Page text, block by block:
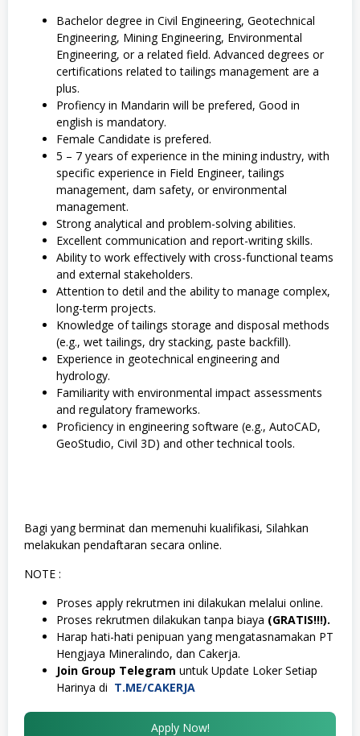
Bachelor degree in Civil Engineering, Geotechnical
Engineering, Mining Engineering, Environmental
Engineering, or a related field. Advanced degrees or
certifications related to tailings management are a
plus.
Profiency in Mandarin will be prefered, Good in
english is mandatory.
Female Candidate is prefered.
5 – 7 years of experience in the mining industry, with
specific experience in Field Engineer, tailings
management, dam safety, or environmental
management.
Strong analytical and problem-solving abilities.
Excellent communication and report-writing skills.
Ability to work effectively with cross-functional teams
and external stakeholders.
Attention to detil and the ability to manage complex,
long-term projects.
Knowledge of tailings storage and disposal methods
(e.g., wet tailings, dry stacking, paste backfill).
Experience in geotechnical engineering and
hydrology.
Familiarity with environmental impact assessments
and regulatory frameworks.
Proficiency in engineering software (e.g., AutoCAD,
GeoStudio, Civil 3D) and other technical tools.
Bagi yang berminat dan memenuhi kualifikasi, Silahkan
melakukan pendaftaran secara online.
NOTE :
Proses apply rekrutmen ini dilakukan melalui online.
Proses rekrutmen dilakukan tanpa biaya (GRATIS!!!).
Harap hati-hati penipuan yang mengatasnamakan PT
Hengjaya Mineralindo, dan Cakerja.
Join Group Telegram untuk Update Loker Setiap
Harinya di T.ME/CAKERJA
Apply Now!